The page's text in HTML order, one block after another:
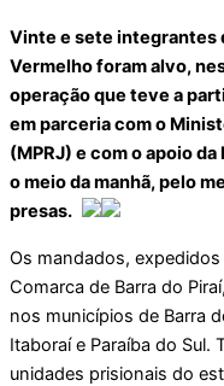
Vinte e sete integrantes
Vermelho foram alvo,
operação que teve a
em parceria com o
(MPRJ) e com o apoio
o meio da manhã, pelo
presas.
Os mandados,
Comarca de Barra do
nos municípios de Barra
Itaboraí e Paraíba do Sul.
unidades prisionais do